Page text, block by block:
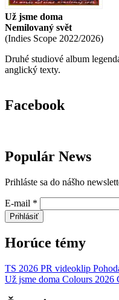
Už jsme doma
Nemilovaný svět
(Indies Scope 2022/2026)
Druhé studiové album
anglický texty.
Facebook
Populár News
Prihláste sa do nášho
E-mail *
Prihlásiť
Horúce témy
TS 2026 PR videoklip
Už jsme doma Colours 2026